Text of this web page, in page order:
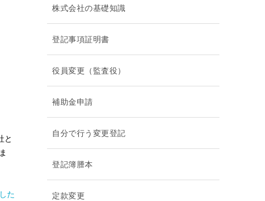
と
た
株式会社の基礎知識
登記事項証明書
役員変更（監査役）
補助金申請
自分で行う変更登記
登記簿謄本
定款変更